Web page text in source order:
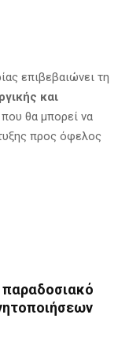
επιβεβαιώνει τη
και
που θα μπορεί να
προς όφελος